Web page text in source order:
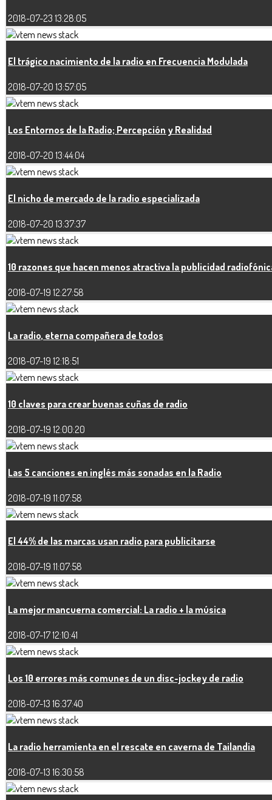
2018-07-23 13:28:05
El trágico nacimiento de la radio en Frecuencia Modulada
2018-07-20 13:57:05
Los Entornos de la Radio; Percepción y Realidad
2018-07-20 13:44:04
El nicho de mercado de la radio especializada
2018-07-20 13:37:37
10 razones que hacen menos atractiva la publicidad
2018-07-19 12:27:58
La radio, eterna compañera de todos
2018-07-19 12:18:51
10 claves para crear buenas cuñas de radio
2018-07-19 12:00:20
Las 5 canciones en inglés más sonadas en la Radio
2018-07-19 11:07:58
El 44% de las marcas usan radio para publicitarse
2018-07-19 11:07:58
La mejor mancuerna comercial: La radio + la música
2018-07-17 12:10:41
Los 10 errores más comunes de un disc-jockey de radio
2018-07-13 16:37:40
La radio herramienta en el rescate en caverna de Tailandia
2018-07-13 16:30:58